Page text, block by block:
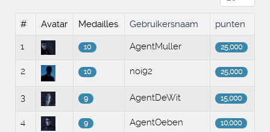
# Avatar Medailles Gebruikersnaam punten
1 10 AgentMuller 25,000
2 10 noi92 25,000
3 9 AgentDeWit 15,000
4 9 AgentOeben 10,000